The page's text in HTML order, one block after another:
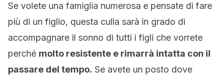
Se volete una famiglia numerosa e pensate di fare
più di un figlio, questa culla sarà in grado di
accompagnare il sonno di tutti i figli che vorrete
perché molto resistente e rimarrà intatta con il
passare del tempo. Se avete un posto dove